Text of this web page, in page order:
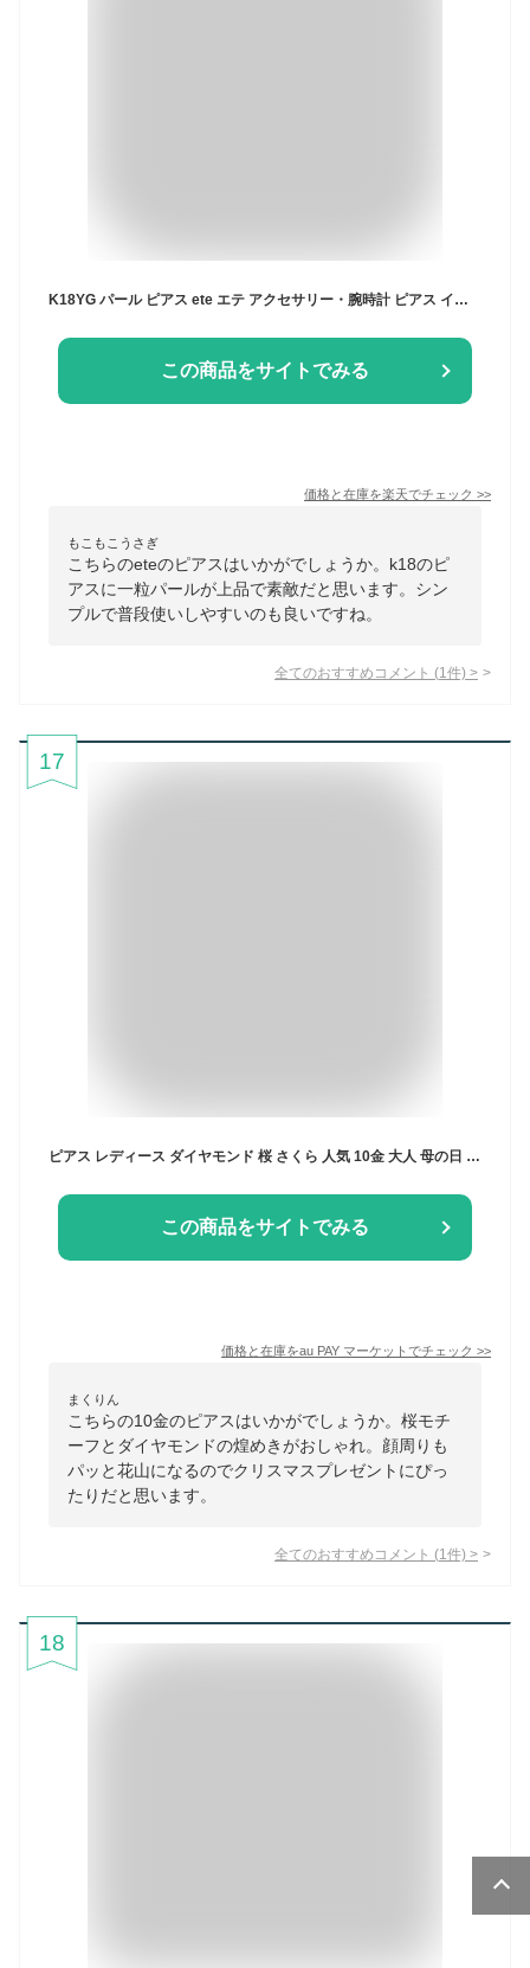
K18YG パール ピアス ete エテ アクセサリー・腕時計 ピアス イエロー【送料無料】[Rakuten Fashion]
この商品をサイトでみる
価格と在庫を楽天でチェック >>
もこもこうさぎ
こちらのeteのピアスはいかがでしょうか。k18のピ
アスに一粒パールが上品で素敵だと思います。シン
プルで普段使いしやすいのも良いですね。
全てのおすすめコメント (1 件) >
17
ピアス レディース ダイヤモンド 桜 さくら 人気 10金 大人 母の日 2023
この商品をサイトでみる
価格と在庫をau PAY マーケット でチェック >>
まくりん
こちらの10金のピアスはいかがでしょうか。桜モチ
ーフとダイヤモンドの煌めきがおしゃれ。顔周りも
パッと花山になるのでクリスマスプレゼントにぴっ
たりだと思います。
全てのおすすめコメント (1 件) >
18